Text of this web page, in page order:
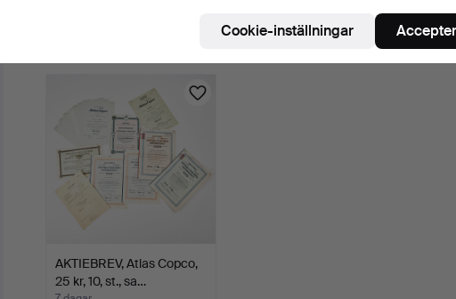
Värdering
AKTIEBREV, Atlas Copco,
25 kr, 10, st., sa…
Cookie-inställningar